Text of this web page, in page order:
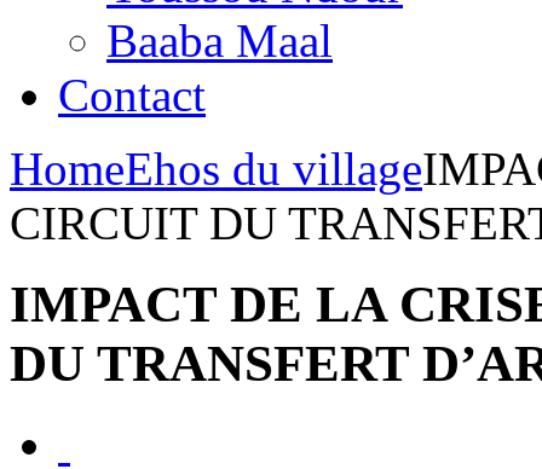
Baaba Maal
Contact
HomeEhos du village
CIRCUIT DU
IMPACT DE LA
DU TRANSFERT